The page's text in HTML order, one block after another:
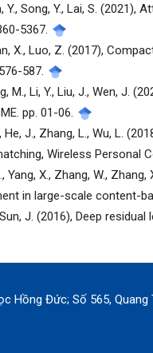
Y., Song, Y., Lai, S.
5367.
X., Luo, Z. (2017),
587.
M., Li, Y., Liu, J., Wen, J.
pp. 01-06.
He, J., Zhang, L., Wu, L.
Wireless Personal
Yang, X., Zhang, W.,
in large-scale content-
Sun, J. (2016), Deep
Hồng Đức; Số 565,